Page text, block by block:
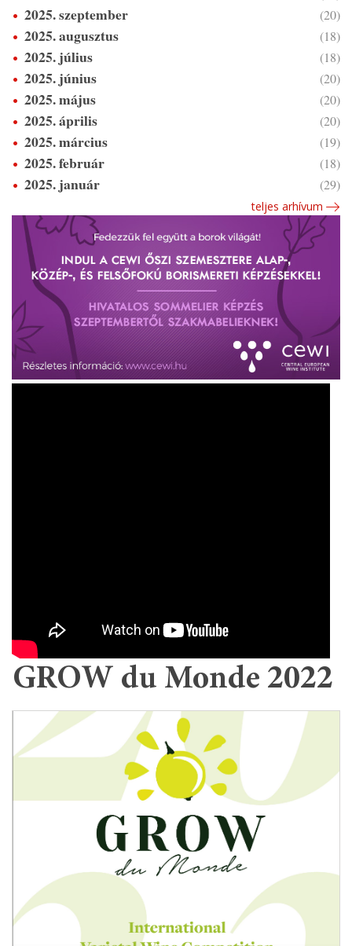
2025. szeptember (20)
2025. augusztus (18)
2025. július (18)
2025. június (20)
2025. május (20)
2025. április (20)
2025. március (19)
2025. február (18)
2025. január (29)
teljes arhívum
GROW du Monde 2022